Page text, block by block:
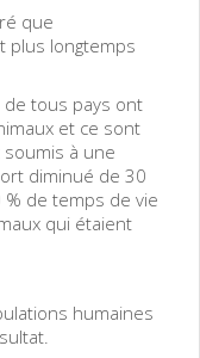
que
plus longtemps
tous pays ont
et ce sont
à une
diminué de 30
% de temps de vie
qui étaient
humaines